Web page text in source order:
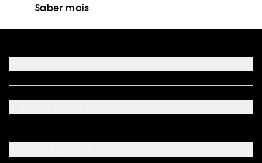
Saber mais
FAQ
Métodos de pagamento
Cartão oferta físico
Cartão oferta empresas
Seguir encomenda
Programa de Fidelidade